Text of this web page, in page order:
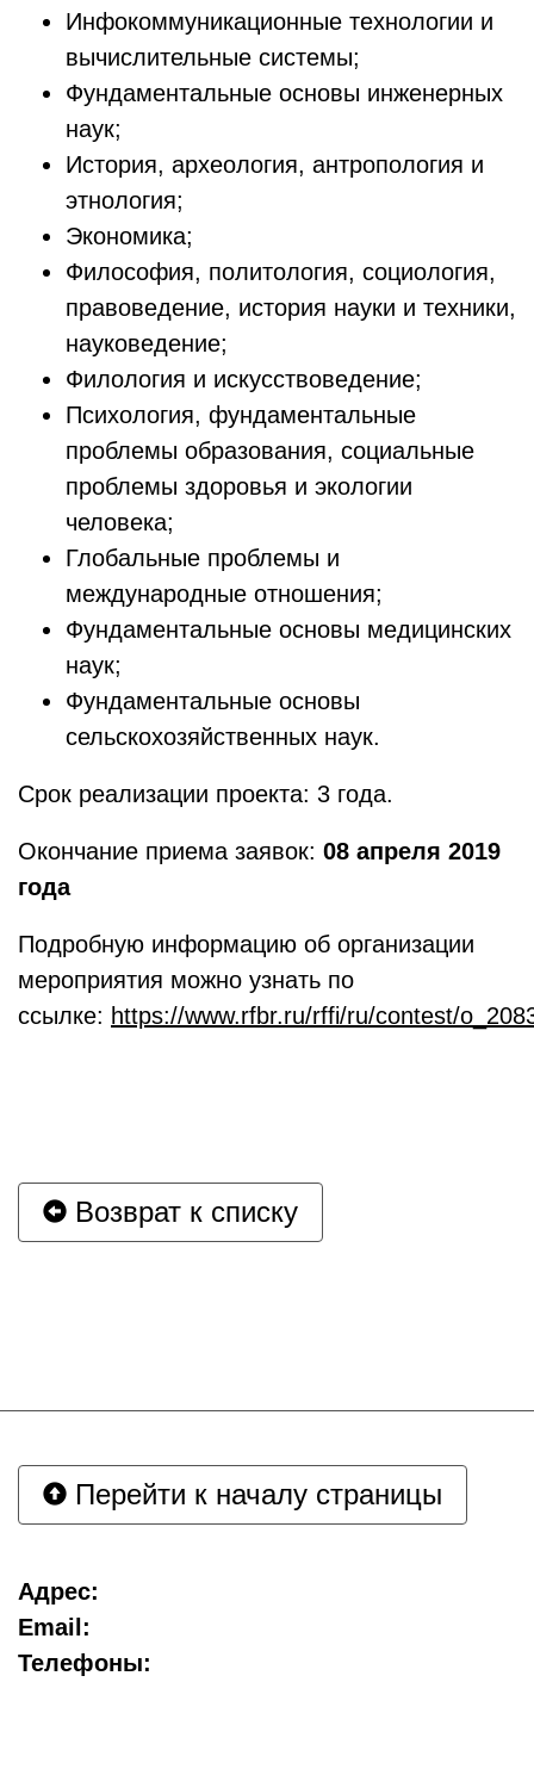
Инфокоммуникационные технологии и
вычислительные системы;
Фундаментальные основы инженерных
наук;
История, археология, антропология и
этнология;
Экономика;
Философия, политология, социология,
правоведение, история науки и техники,
науковедение;
Филология и искусствоведение;
Психология, фундаментальные
проблемы образования, социальные
проблемы здоровья и экологии
человека;
Глобальные проблемы и
международные отношения;
Фундаментальные основы медицинских
наук;
Фундаментальные основы
сельскохозяйственных наук.
Срок реализации проекта: 3 года.
Окончание приема заявок: 08 апреля 2019
года
Подробную информацию об организации
мероприятия можно узнать по
ссылке: https://www.rfbr.ru/rffi/ru/contest/
Возврат к списку
Перейти к началу страницы
Адрес:
Email:
Телефоны: